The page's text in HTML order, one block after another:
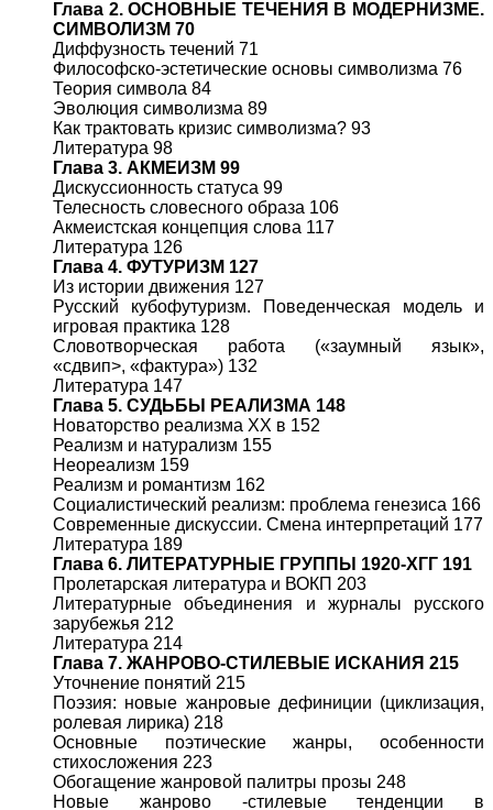
Глава 2. ОСНОВНЫЕ ТЕЧЕНИЯ В МОДЕРНИЗМЕ.
СИМВОЛИЗМ 70
Диффузность течений 71
Философско-эстетические основы символизма 76
Теория символа 84
Эволюция символизма 89
Как трактовать кризис символизма? 93
Литература 98
Глава 3. АКМЕИЗМ 99
Дискуссионность статуса 99
Телесность словесного образа 106
Акмеистская концепция слова 117
Литература 126
Глава 4. ФУТУРИЗМ 127
Из истории движения 127
Русский кубофутуризм. Поведенческая модель и
игровая практика 128
Словотворческая работа («заумный язык»,
«сдвип>, «фактура») 132
Литература 147
Глава 5. СУДЬБЫ РЕАЛИЗМА 148
Новаторство реализма XX в 152
Реализм и натурализм 155
Неореализм 159
Реализм и романтизм 162
Социалистический реализм: проблема генезиса 166
Современные дискуссии. Смена интерпретаций 177
Литература 189
Глава 6. ЛИТЕРАТУРНЫЕ ГРУППЫ 1920-ХГГ 191
Пролетарская литература и ВОКП 203
Литературные объединения и журналы русского
зарубежья 212
Литература 214
Глава 7. ЖАНРОВО-СТИЛЕВЫЕ ИСКАНИЯ 215
Уточнение понятий 215
Поэзия: новые жанровые дефиниции (циклизация,
ролевая лирика) 218
Основные поэтические жанры, особенности
стихосложения 223
Обогащение жанровой палитры прозы 248
Новые жанрово -стилевые тенденции в